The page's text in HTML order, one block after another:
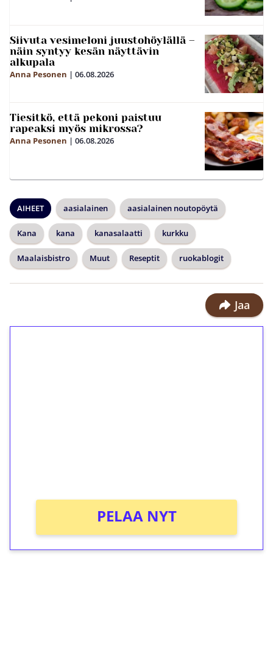
Siivuta vesimeloni juustohöylällä –
näin syntyy kesän näyttävin
alkupala
Anna Pesonen | 06.08.2026
Tiesitkö, että pekoni paistuu
rapeaksi myös mikrossa?
Anna Pesonen | 06.08.2026
AIHEET aasialainen aasialainen noutopöytä
Kana kana kanasalaatti kurkku
Maalaisbistro Muut Reseptit ruokablogit
Jaa
PELAA NYT